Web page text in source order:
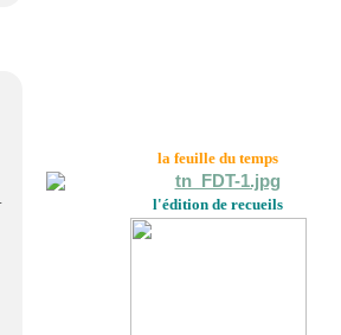
la feuille du temps
l'édition de recueils